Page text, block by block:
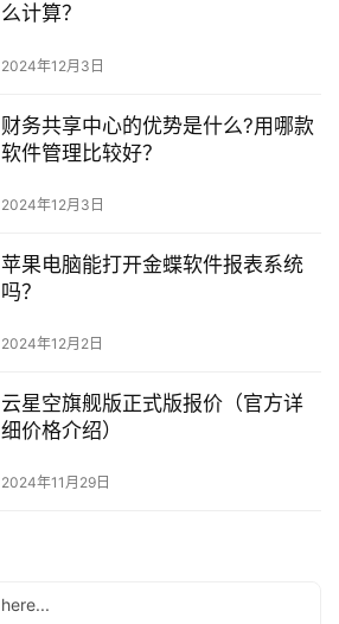
么计算？
2024年12月3日
财务共享中心的优势是什么?用哪款
软件管理比较好？
2024年12月3日
苹果电脑能打开金蝶软件报表系统
吗？
2024年12月2日
云星空旗舰版正式版报价（官方详
细价格介绍）
2024年11月29日